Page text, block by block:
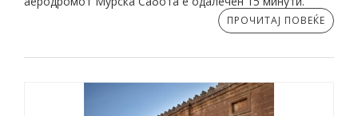
ПРОЧИТАЈ ПОВЕЌЕ